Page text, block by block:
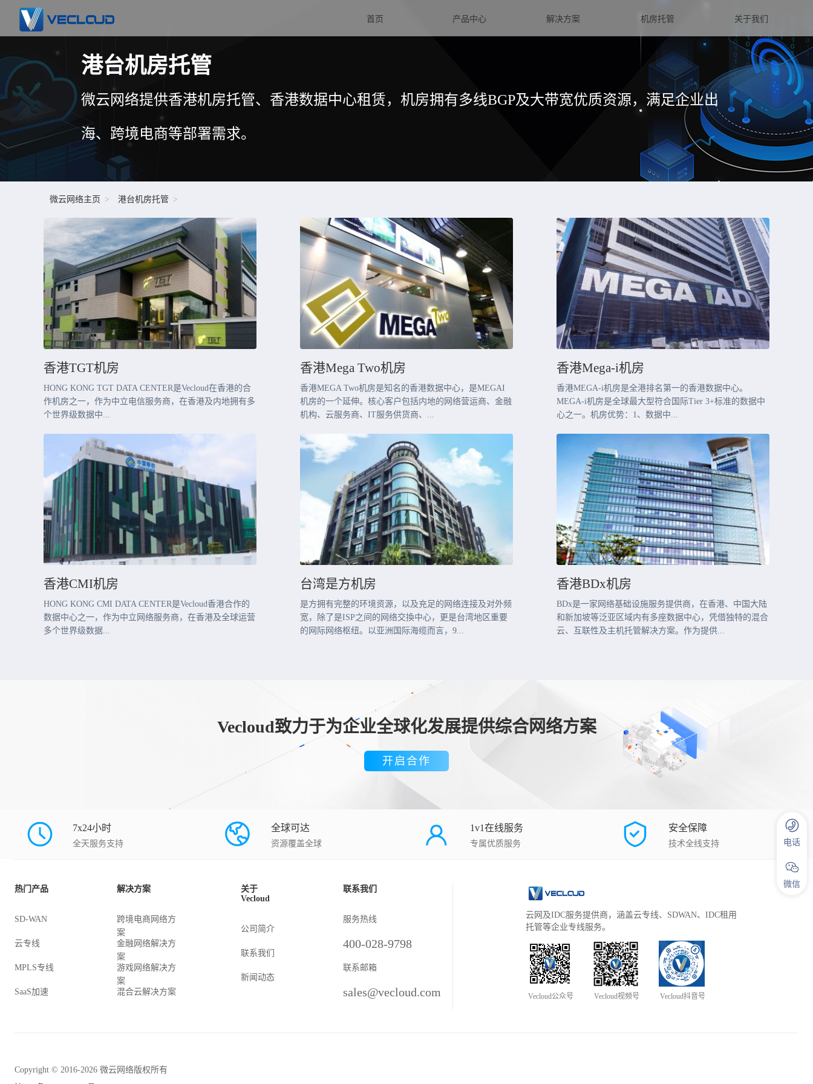
首页 产品中心 解决方案 机房托管 关于我们
港台机房托管
微云网络提供香港机房托管、香港数据中心租赁，机房拥有多线BGP及大带宽优质资源，满足企业出
海、跨境电商等部署需求。
微云网络主页 港台机房托管
香港TGT机房
HONG KONG TGT DATA CENTER是Vecloud在香港的合
作机房之一，作为中立电信服务商，在香港及内地拥有多
个世界级数据中...
香港Mega Two机房
香港MEGA Two机房是知名的香港数据中心，是MEGAI
机房的一个延伸。核心客户包括内地的网络营运商、金融
机构、云服务商、IT服务供货商、...
香港Mega-i机房
香港MEGA-i机房是全港排名第一的香港数据中心。
MEGA-i机房是全球最大型符合国际Tier 3+标准的数据中
心之一。机房优势：1、数据中...
香港CMI机房
HONG KONG CMI DATA CENTER是Vecloud香港合作的
数据中心之一，作为中立网络服务商，在香港及全球运营
多个世界级数据...
台湾是方机房
是方拥有完整的环境资源，以及充足的网络连接及对外频
宽，除了是ISP之间的网络交換中心，更是台湾地区重要
的网际网络枢纽。以亚洲国际海缆而言，9...
香港BDx机房
BDx是一家网络基础设施服务提供商，在香港、中国大陆
和新加坡等泛亚区域内有多座数据中心，凭借独特的混合
云、互联性及主机托管解决方案。作为提供...
Vecloud致力于为企业全球化发展提供综合网络方案
开启合作
7x24小时
全天服务支持
全球可达
资源覆盖全球
1v1在线服务
专属优质服务
安全保障
技术全线支持
热门产品
SD-WAN
云专线
MPLS专线
SaaS加速
解决方案
跨境电商网络方
案
金融网络解决方
案
游戏网络解决方
案
混合云解决方案
关于
Vecloud
公司简介
联系我们
新闻动态
联系我们
服务热线
400-028-9798
联系邮箱
sales@vecloud.com
云网及IDC服务提供商，涵盖云专线、SDWAN、IDC租用
托管等企业专线服务。
Vecloud公众号 Vecloud视频号 Vecloud抖音号
Copyright © 2016-2026 微云网络版权所有
电话
微信